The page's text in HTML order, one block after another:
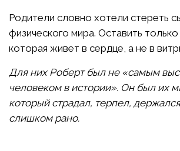
Родители словно хотели стереть
физического мира. Оставить
которая живет в сердце, а не в
Для них Роберт был не «самым
человеком в истории». Он был их
который страдал, терпел,
слишком рано.